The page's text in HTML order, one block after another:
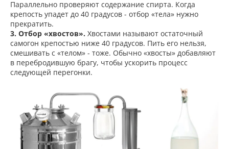
Параллельно проверяют содержание спирта. Когда
крепость упадет до 40 градусов - отбор «тела» нужно
прекратить.
3. Отбор «хвостов». Хвостами называют остаточный
самогон крепостью ниже 40 градусов. Пить его нельзя,
смешивать с «телом» - тоже. Обычно «хвосты» добавляют
в перебродившую брагу, чтобы ускорить процесс
следующей перегонки.